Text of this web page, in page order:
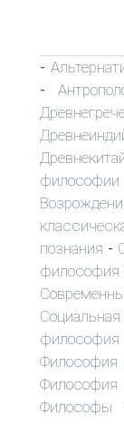
-
-
философии
познания -
философия
философия
Философия
Философия
Философы